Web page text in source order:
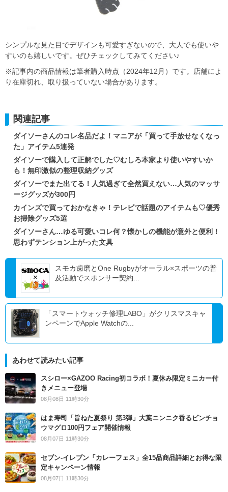
シンプルな見た目でデザインも可愛すぎないので、大人でも使いや
すいのも嬉しいです。ぜひチェックしてみてください♪
※記事内の商品情報は筆者購入時点（2024年12月）です。店舗によ
り在庫切れ、取り扱っていない場合があります。
関連記事
ダイソーさんのコレ名品だよ！マニアが「買って手放せなくなっ
た」アイテム5連発
ダイソーで購入して正解でした♡むしろ本家より使いやすいか
も！無印激似の整理収納グッズ
ダイソーでまた出てる！人気過ぎて全然買えない…人気のマッサ
ージグッズが300円
カインズで買っておかなきゃ！テレビで話題のアイテムも♡優秀
お掃除グッズ5選
ダイソーさん…ゆる可愛いコレ何？懐かしの機能が意外と便利！
思わずテンション上がった文具
スモカ歯磨とOne Rugbyがオーラル×スポーツの普
及活動でスポンサー契約...
「スマートウォッチ修理LABO」がクリスマスキャ
ンペーンでApple Watchの...
あわせて読みたい記事
スシロー×GAZOO Racing初コラボ！夏休み限定ミニカー付
きメニュー登場
08月08日 11時30分
はま寿司「旨ねた夏祭り 第3弾」大葉ニンニク香るビンチョ
ウマグロ100円フェア開催情報
08月07日 11時30分
セブン‐イレブン「カレーフェス」全15品商品詳細とお得な限
定キャンペーン情報
08月07日 11時30分